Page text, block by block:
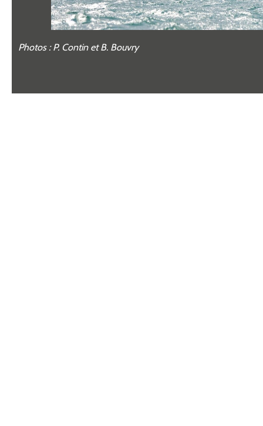
Photos : P. Contin et B. Bouvry